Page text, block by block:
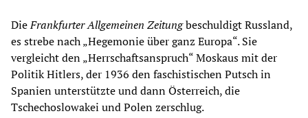
DieFrankfurter Allgemeinen Zeitungbeschuldigt Russland,
es strebe nach „Hegemonie über ganz Europa“. Sie
vergleicht den „Herrschaftsanspruch“ Moskaus mit der
Politik Hitlers, der 1936 den faschistischen Putsch in
Spanien unterstützte und dann Österreich, die
Tschechoslowakei und Polen zerschlug.